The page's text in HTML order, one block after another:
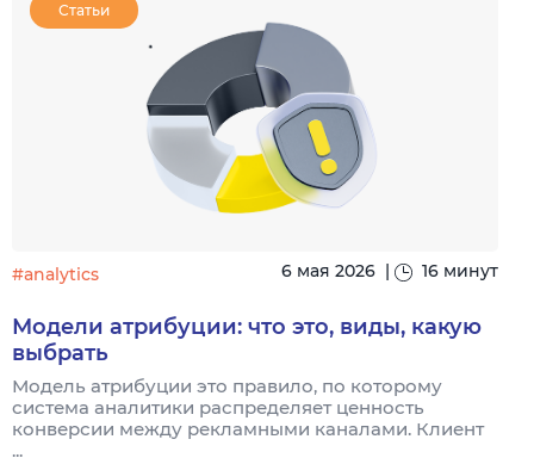
Статьи
#analytics 6 мая 2026 | 16 минут
Модели атрибуции: что это, виды, какую
выбрать
Модель атрибуции это правило, по которому
система аналитики распределяет ценность
конверсии между рекламными каналами. Клиент
...